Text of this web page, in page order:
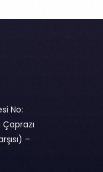
No:
–